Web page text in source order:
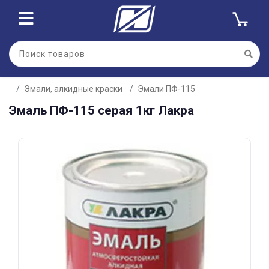
Эмали, алкидные краски Эмали ПФ-115
Эмаль ПФ-115 серая 1кг Лакра
Для клиентов всех банков
Разбейте
оплатуна части
без переплат
График платежей